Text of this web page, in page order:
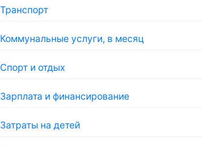
Транспорт
Коммунальные услуги, в месяц
Спорт и отдых
Зарплата и финансирование
Затраты на детей